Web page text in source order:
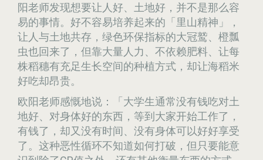
阳老师发现想要让人好、土地好，并不是那么容
易的事情。好不容易培养起来的「里山精神」，
让人与土地共存，绿色环保指标的大冠鹫、橙瓢
虫也回来了，但靠大量人力、不依赖肥料、让每
株稻穗有充足生长空间的种植方式，却让海稻米
好吃却昂贵。
欧阳老师感慨地说：「大学生通常没有钱吃对土
地好、对身体好的东西，等到大家开始工作了，
有钱了，却又没有时间、没有身体可以好好享受
了。这种恶性循环不知道如何打破，但只要能意